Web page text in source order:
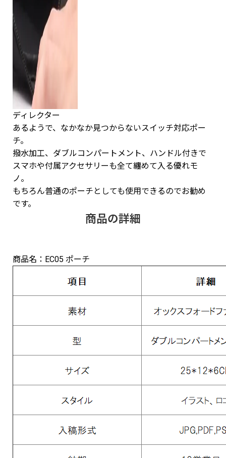
ディレクター
あるようで、なかなか見つからないスイッチ対応ポー
チ。
撥水加工、ダブルコンパートメント、ハンドル付きで
スマホや付属アクセサリーも全て纏めて入る優れモ
ノ。
もちろん普通のポーチとしても使用できるのでお勧め
です。
商品の詳細
商品名：EC05 ポーチ